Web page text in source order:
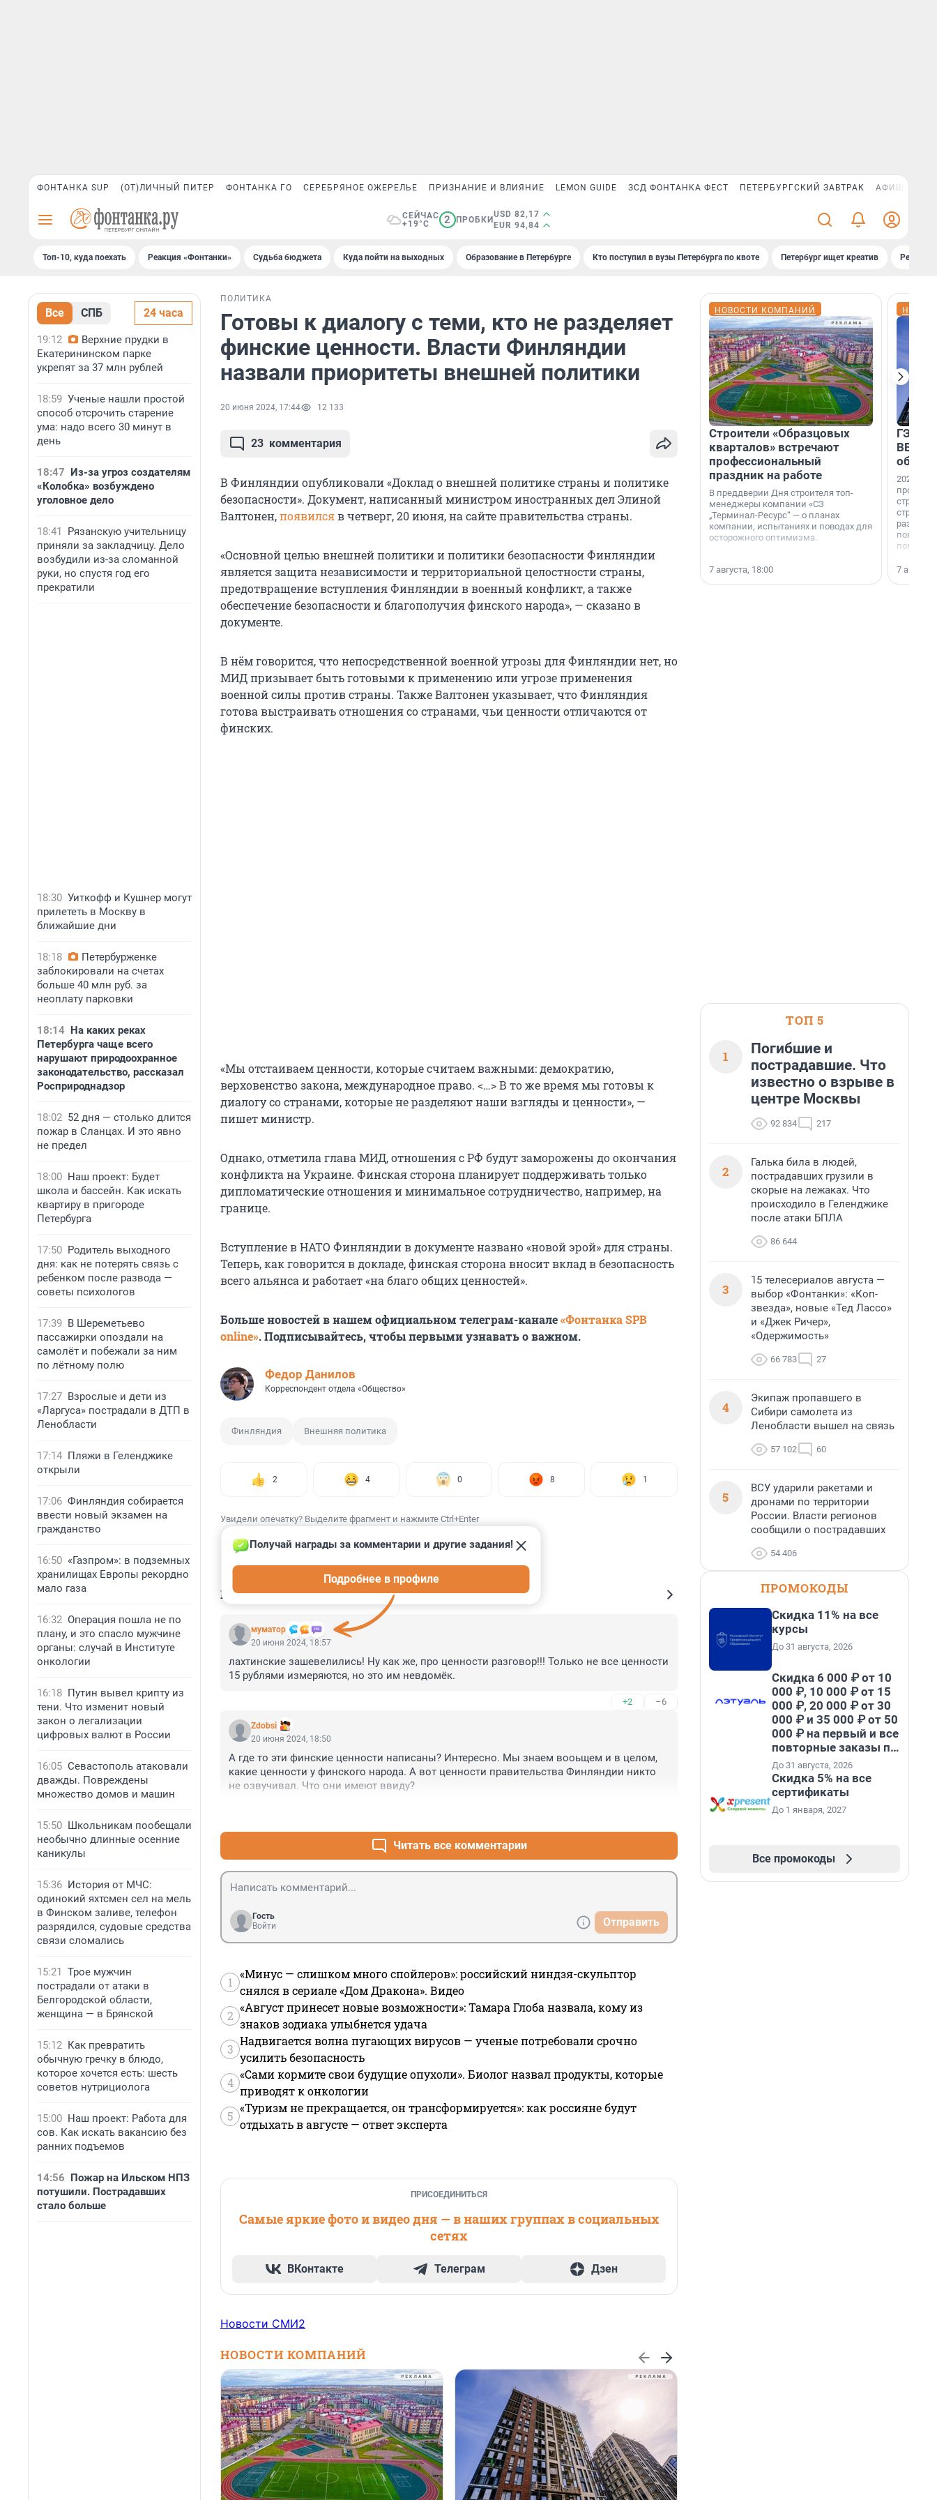
ФОНТАНКА SUP (ОТ)ЛИЧНЫЙ ПИТЕР ФОНТАНКА ГО СЕРЕБРЯНОЕ ОЖЕРЕЛЬЕ ПРИЗНАНИЕ И ВЛИЯНИЕ LEMON GUIDE ЗСД ФОНТАНКА ФЕСТ ПЕТЕРБУРГСКИЙ ЗАВТРАК АФИША PLUS
СЕЙЧАС
+19°C
2 ПРОБКИ
USD 82,17
EUR 94,84
Топ-10, куда поехать Реакция «Фонтанки» Судьба бюджета Куда пойти на выходных Образование в Петербурге Кто поступил в вузы Петербурга по квоте Петербург ищет креатив
Все СПБ 24 часа
19:12
Верхние прудки в
Екатерининском парке
укрепят за 37 млн рублей
18:59 Ученые нашли простой
способ отсрочить старение
ума: надо всего 30 минут в
день
18:47 Из-за угроз создателям
«Колобка» возбуждено
уголовное дело
18:41
Рязанскую учительницу
приняли за закладчицу. Дело
возбудили из-за сломанной
руки, но спустя год его
прекратили
18:30 Уиткофф и Кушнер могут
прилететь в Москву в
ближайшие дни
18:18
Петербурженке
заблокировали на счетах
больше 40 млн руб. за
неоплату парковки
18:14 На каких реках
Петербурга чаще всего
нарушают природоохранное
законодательство, рассказал
Росприроднадзор
18:02 52 дня — столько длится
пожар в Сланцах. И это явно
не предел
18:00 Наш проект: Будет
школа и бассейн. Как искать
квартиру в пригороде
Петербурга
17:50 Родитель выходного
дня: как не потерять связь с
ребенком после развода —
советы психологов
17:39 В Шереметьево
пассажирки опоздали на
самолёт и побежали за ним
по лётному полю
17:27 Взрослые и дети из
«Ларгуса» пострадали в ДТП в
Ленобласти
17:14 Пляжи в Геленджике
открыли
17:06 Финляндия собирается
ввести новый экзамен на
гражданство
16:50 «Газпром»: в подземных
хранилищах Европы рекордно
мало газа
16:32 Операция пошла не по
плану, и это спасло мужчине
органы: случай в Институте
онкологии
16:18 Путин вывел крипту из
тени. Что изменит новый
закон о легализации
цифровых валют в России
16:05 Севастополь атаковали
дважды. Повреждены
множество домов и машин
15:50 Школьникам пообещали
необычно длинные осенние
каникулы
15:36 История от МЧС:
одинокий яхтсмен сел на мель
в Финском заливе, телефон
разрядился, судовые средства
связи сломались
15:21 Трое мужчин
пострадали от атаки в
Белгородской области,
женщина — в Брянской
15:12 Как превратить
обычную гречку в блюдо,
которое хочется есть: шесть
советов нутрициолога
15:00 Наш проект: Работа для
сов. Как искать вакансию без
ранних подъемов
14:56 Пожар на Ильском НПЗ
потушили. Пострадавших
стало больше
ПОЛИТИКА
Готовы к диалогу с теми, кто не разделяет
финские ценности. Власти Финляндии
назвали приоритеты внешней политики
20 июня 2024, 17:44 12 133
23 комментария
В Финляндии опубликовали «Доклад о внешней политике страны и политике
безопасности». Документ, написанный министром иностранных дел Элиной
Валтонен,появилсяв четверг, 20 июня, на сайте правительства страны.
«Основной целью внешней политики и политики безопасности Финляндии
является защита независимости и территориальной целостности страны,
предотвращение вступления Финляндии в военный конфликт, а также
обеспечение безопасности и благополучия финского народа», — сказано в
документе.
В нём говорится, что непосредственной военной угрозы для Финляндии нет, но
МИД призывает быть готовыми к применению или угрозе применения
военной силы против страны. Также Валтонен указывает, что Финляндия
готова выстраивать отношения со странами, чьи ценности отличаются от
финских.
«Мы отстаиваем ценности, которые считаем важными: демократию,
верховенство закона, международное право. <…> В то же время мы готовы к
диалогу со странами, которые не разделяют наши взгляды и ценности», —
пишет министр.
Однако, отметила глава МИД, отношения с РФ будут заморожены до окончания
конфликта на Украине. Финская сторона планирует поддерживать только
дипломатические отношения и минимальное сотрудничество, например, на
границе.
Вступление в НАТО Финляндии в документе названо «новой эрой» для страны.
Теперь, как говорится в докладе, финская сторона вносит вклад в безопасность
всего альянса и работает «на благо общих ценностей».
Больше новостей в нашем официальном телеграм-канале«Фонтанка SPB
online». Подписывайтесь, чтобы первыми узнавать о важном.
Федор Данилов
Корреспондент отдела «Общество»
Финляндия Внешняя политика
2 4 0 8 1
Увидели опечатку? Выделите фрагмент и нажмите Ctrl+Enter
КОММЕНТАРИИ 23
муматор
Получай награды за комментарии и другие задания!
Подробнее в профиле
20 июня 2024, 18:57
лахтинские зашевелились! Ну как же, про ценности разговор!!! Только не все ценности
15 рублями измеряются, но это им невдомёк.
+2 –6
Zdobsi
20 июня 2024, 18:50
А где то эти финские ценности написаны? Интересно. Мы знаем вооьщем и в целом,
какие ценности у финского народа. А вот ценности правительства Финляндии никто
не озвучивал. Что они имеют ввиду?
Читать все комментарии
Гость
Войти
Отправить
1
«Минус — слишком много спойлеров»: российский ниндзя-скульптор
снялся в сериале «Дом Дракона». Видео
2
«Август принесет новые возможности»: Тамара Глоба назвала, кому из
знаков зодиака улыбнется удача
3
Надвигается волна пугающих вирусов — ученые потребовали срочно
усилить безопасность
4
«Сами кормите свои будущие опухоли». Биолог назвал продукты, которые
приводят к онкологии
5
«Туризм не прекращается, он трансформируется»: как россияне будут
отдыхать в августе — ответ эксперта
ПРИСОЕДИНИТЬСЯ
Самые яркие фото и видео дня — в наших группах в социальных
сетях
ВКонтакте Телеграм Дзен
Новости СМИ2
НОВОСТИ КОМПАНИЙ
НОВОСТИ КОМПАНИЙ
Строители «Образцовых
кварталов» встречают
профессиональный
праздник на работе
В преддверии Дня строителя топ-
менеджеры компании «СЗ
„Терминал-Ресурс“ — о планах
компании, испытаниях и поводах для
осторожного оптимизма.
7 августа, 18:00
ГЭС,
ВВП: в
об
2026-й —
раз. В
7
ТОП 5
1
Погибшие и
пострадавшие. Что
известно о взрыве в
центре Москвы
92 834 217
2
Галька била в людей,
пострадавших грузили в
скорые на лежаках. Что
происходило в Геленджике
после атаки БПЛА
86 644
3
15 телесериалов августа —
выбор «Фонтанки»: «Коп-
звезда», новые «Тед Лассо»
и «Джек Ричер»,
«Одержимость»
66 783 27
4
Экипаж пропавшего в
Сибири самолета из
Ленобласти вышел на связь
57 102 60
5
ВСУ ударили ракетами и
дронами по территории
России. Власти регионов
сообщили о пострадавших
54 406
ПРОМОКОДЫ
Скидка 11% на все
курсы
До 31 августа, 2026
Скидка 6 000 ₽ от 10
000 ₽, 10 000 ₽ от 15
000 ₽, 20 000 ₽ от 30
000 ₽ и 35 000 ₽ от 50
000 ₽ на первый и все
повторные заказы по
промокоду НАБЕРИ
До 31 августа, 2026
Скидка 5% на все
сертификаты
До 1 января, 2027
Все промокоды